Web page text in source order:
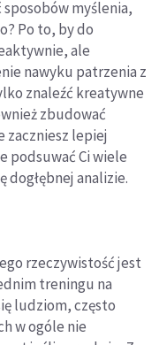
myślenia,
Po to, by do
ale
nawyku patrzenia z
znaleźć kreatywne
zbudować
zaczniesz lepiej
podsuwać Ci wiele
dogłębnej analizie.
rzeczywistość jest
treningu na
ludziom, często
w ogóle nie